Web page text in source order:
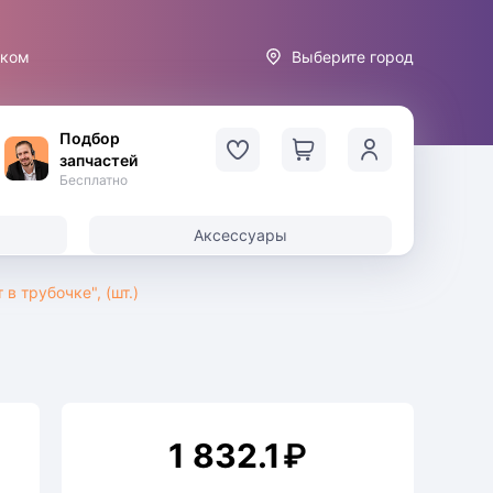
Выберите город
Подбор
запчастей
Бесплатно
Аксессуары
трубочке", (шт.)
1 832.1₽